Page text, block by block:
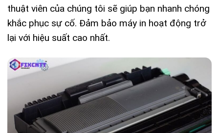
thuật viên của chúng tôi sẽ giúp bạn nhanh chóng
khắc phục sự cố. Đảm bảo máy in hoạt động trở
lại với hiệu suất cao nhất.